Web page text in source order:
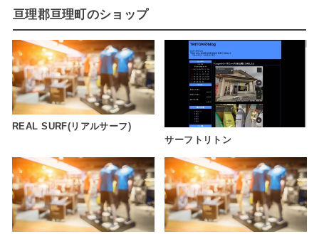
亘理郡亘理町のショップ
REAL SURF(リアルサーフ)
サーフトリトン